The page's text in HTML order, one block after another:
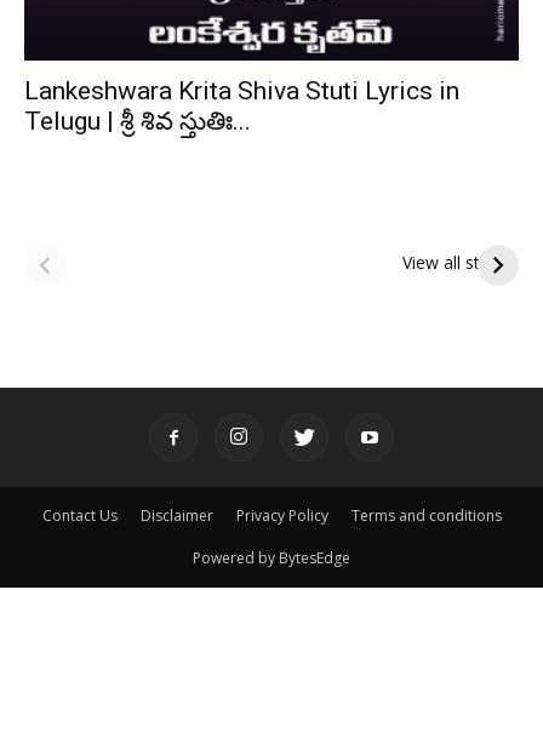
Lankeshwara Krita Shiva Stuti Lyrics in
Telugu | శ్రీ శివ స్తుతిః...
View all stories
పితృదేవతల ఆశీర్వాదం
ఇంద్రకీలాద్రి గిరి ప్రదక్షిణ
Contact Us Disclaimer Privacy Policy Terms and conditions
Powered by BytesEdge